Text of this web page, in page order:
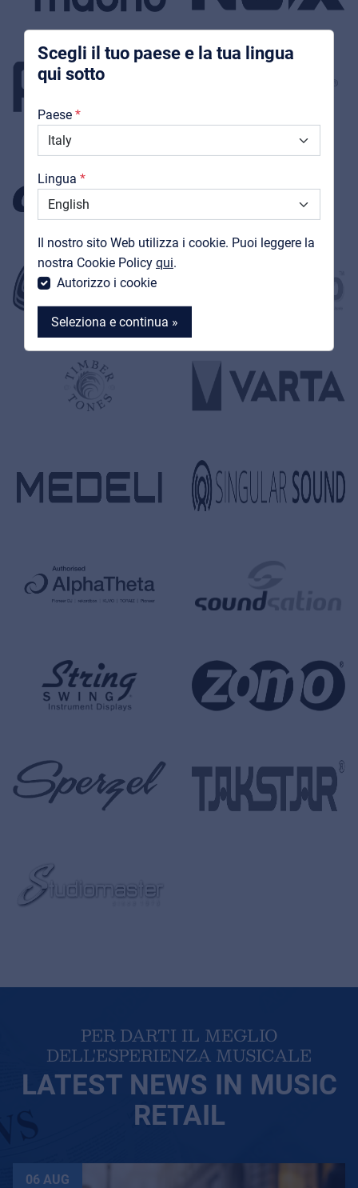
Scegli il tuo paese e la tua lingua
qui sotto
Paese
Lingua
Il nostro sito Web utilizza i cookie. Puoi leggere la
nostra Cookie Policy qui.
Autorizzo i cookie
Seleziona e continua »
References
Contatti
Privacy
PER DARTI IL MEGLIO
DELL'ESPERIENZA MUSICALE
LATEST NEWS IN MUSIC
RETAIL
06 AUG